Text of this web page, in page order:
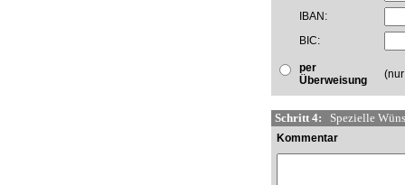
IBAN:
BIC:
per
Überweisung
Schritt 4: Spezielle
Kommentar